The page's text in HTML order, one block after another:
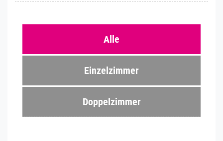
Alle
Einzelzimmer
Doppelzimmer